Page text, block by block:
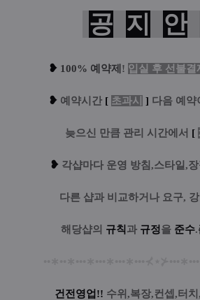
공 지 안
❥ 100% 예약제 ! 입실 후 선불결
❥ 예 약시간 [ 초과시 ] 다음 예약
늦으신 만큼 관리 시간에서 [
❥ 각샵마다 운영 방침,스타일,
다른 샵과 비교하거나 요구,
해당샵의 규칙 과 규정을 준수.
건전영업!! 수위,복장,컨셉,터